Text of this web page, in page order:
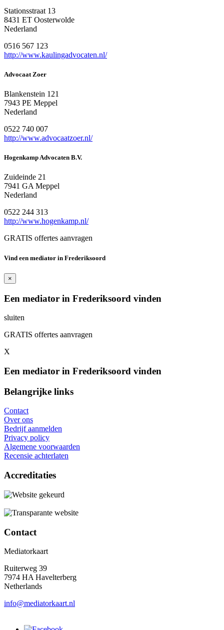
Stationsstraat 13
8431 ET Oosterwolde
Nederland
0516 567 123
http://www.kaulingadvocaten.nl/
Advocaat Zoer
Blankenstein 121
7943 PE Meppel
Nederland
0522 740 007
http://www.advocaatzoer.nl/
Hogenkamp Advocaten B.V.
Zuideinde 21
7941 GA Meppel
Nederland
0522 244 313
http://www.hogenkamp.nl/
GRATIS offertes aanvragen
Vind een mediator in Frederiksoord
×
Een mediator in Frederiksoord vinden
sluiten
GRATIS offertes aanvragen
X
Een mediator in Frederiksoord vinden
Belangrijke links
Contact
Over ons
Bedrijf aanmelden
Privacy policy
Algemene voorwaarden
Recensie achterlaten
Accreditaties
Contact
Mediatorkaart
Ruiterweg 39
7974 HA Havelterberg
Netherlands
info@mediatorkaart.nl